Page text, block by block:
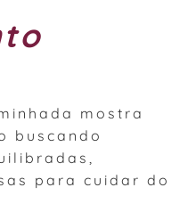
mostra
buscando
para cuidar do